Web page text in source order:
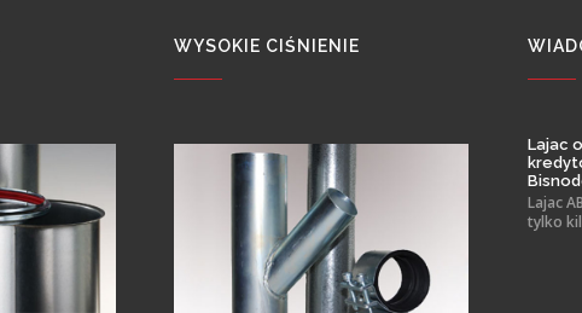
WYSOKIE CIŚNIENIE
Lajac
Lajac
tylko